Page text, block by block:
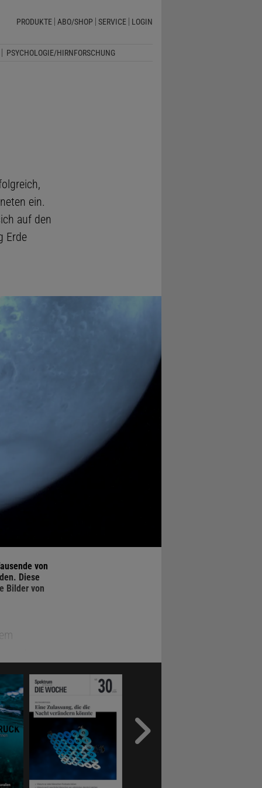
PRODUKTE ABO/SHOP SERVICE LOGIN
PSYCHOLOGIE/HIRNFORSCHUNG
ein.
auf den
Erde
von
Diese
Bilder von
die Sonde
sodass
Körper
es nicht
zu
Mission